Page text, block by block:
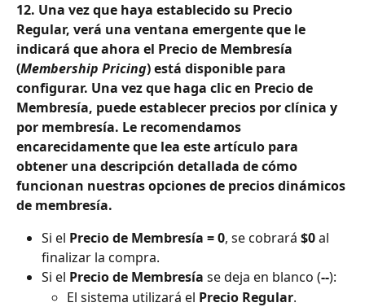
12. Una vez que haya establecido su Precio
Regular, verá una ventana emergente que le
indicará que ahora el Precio de Membresía
(Membership Pricing) está disponible para
configurar. Una vez que haga clic en Precio de
Membresía, puede establecer precios por clínica y
por membresía. Le recomendamos
encarecidamente que lea este artículo para
obtener una descripción detallada de cómo
funcionan nuestras opciones de precios dinámicos
de membresía.
Si el Precio de Membresía = 0, se cobrará $0 al
finalizar la compra.
Si el Precio de Membresía se deja en blanco (--):
El sistema utilizará el Precio Regular.